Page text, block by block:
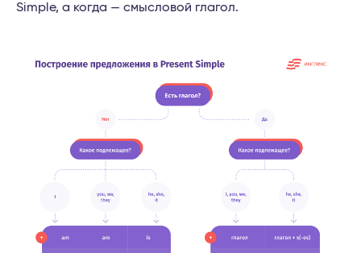
Simple, а когда — смысловой глагол.